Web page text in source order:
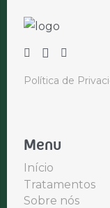
Política de
Menu
Início
Tratamentos
Sobre nós